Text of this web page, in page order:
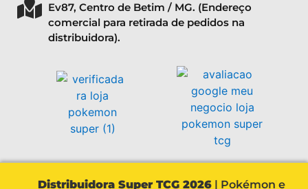
Ev87, Centro de Betim / MG. (Endereço
comercial para retirada de pedidos na
distribuidora).
Distribuidora Super TCG 2026 | Pokémon e